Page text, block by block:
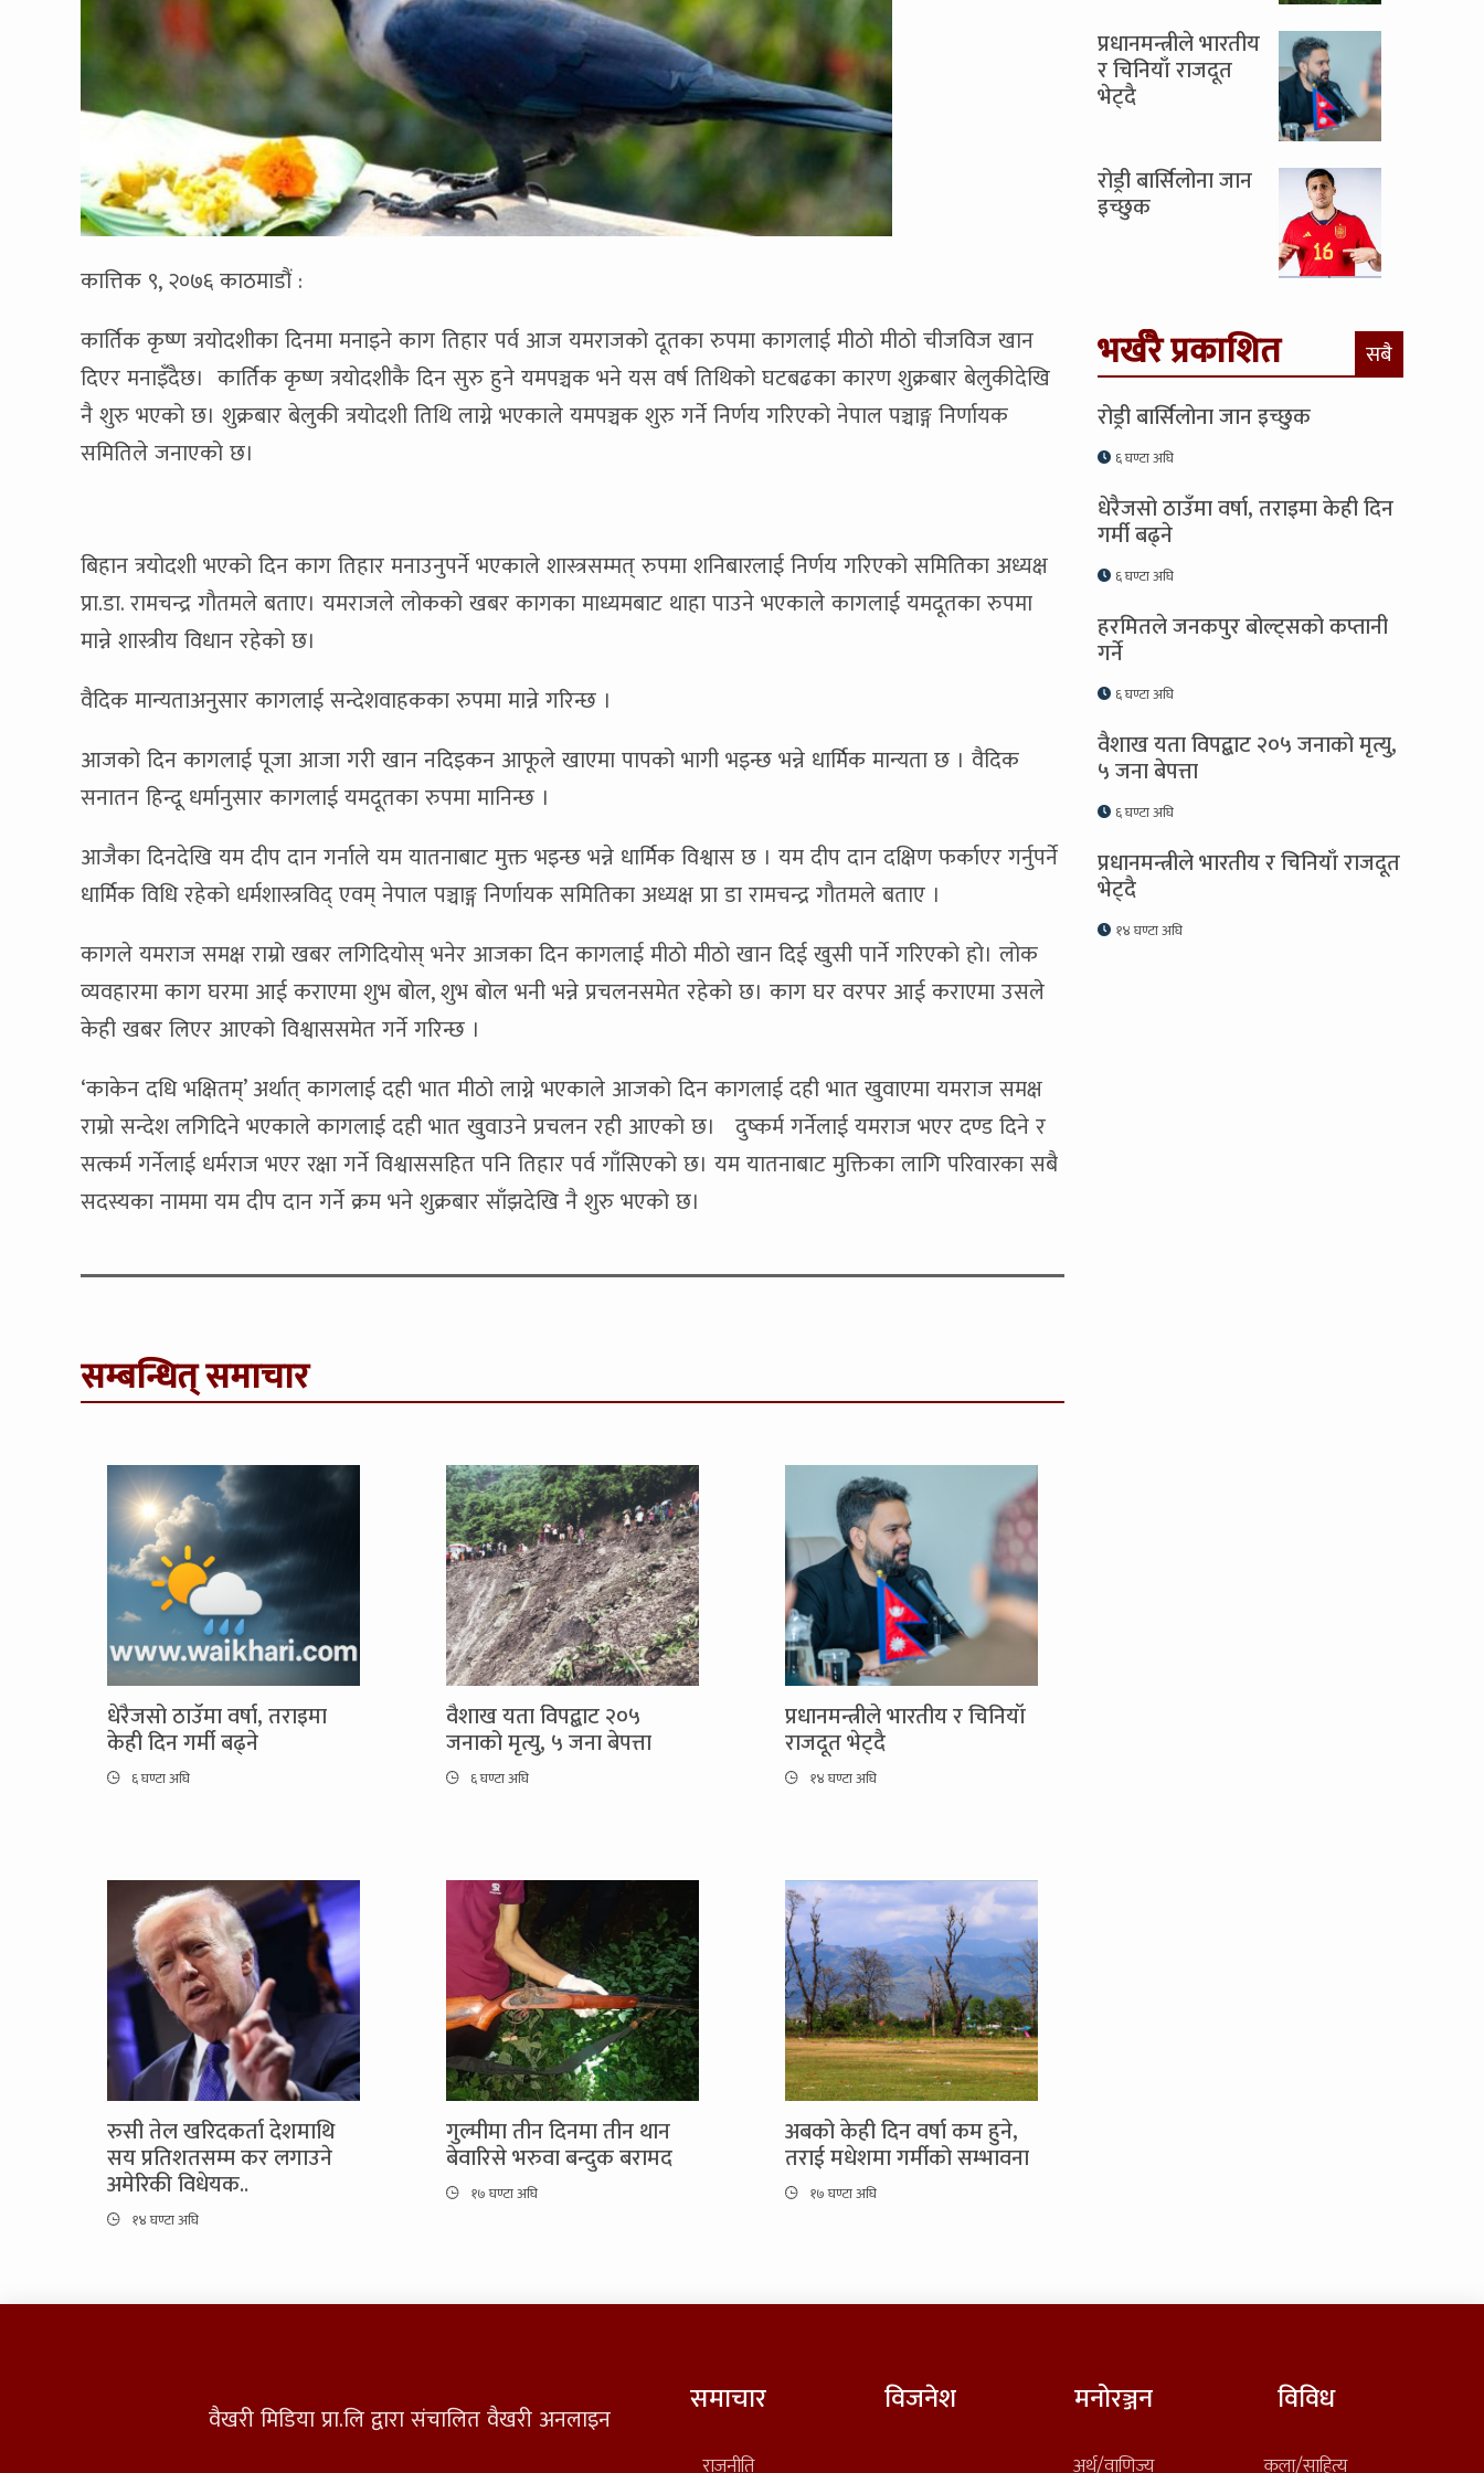
कात्तिक ९, २०७६ काठमाडौं :
कार्तिक कृष्ण त्रयोदशीका दिनमा मनाइने काग तिहार पर्व आज यमराजको दूतका रुपमा कागलाई मीठो मीठो चीजविज खान
दिएर मनाइँदैछ। कार्तिक कृष्ण त्रयोदशीकै दिन सुरु हुने यमपञ्चक भने यस वर्ष तिथिको घटबढका कारण शुक्रबार बेलुकीदेखि
नै शुरु भएको छ। शुक्रबार बेलुकी त्रयोदशी तिथि लाग्ने भएकाले यमपञ्चक शुरु गर्ने निर्णय गरिएको नेपाल पञ्चाङ्ग निर्णायक
समितिले जनाएको छ।
बिहान त्रयोदशी भएको दिन काग तिहार मनाउनुपर्ने भएकाले शास्त्रसम्मत् रुपमा शनिबारलाई निर्णय गरिएको समितिका अध्यक्ष
प्रा.डा. रामचन्द्र गौतमले बताए। यमराजले लोकको खबर कागका माध्यमबाट थाहा पाउने भएकाले कागलाई यमदूतका रुपमा
मान्ने शास्त्रीय विधान रहेको छ।
वैदिक मान्यताअनुसार कागलाई सन्देशवाहकका रुपमा मान्ने गरिन्छ ।
आजको दिन कागलाई पूजा आजा गरी खान नदिइकन आफूले खाएमा पापको भागी भइन्छ भन्ने धार्मिक मान्यता छ । वैदिक
सनातन हिन्दू धर्मानुसार कागलाई यमदूतका रुपमा मानिन्छ ।
आजैका दिनदेखि यम दीप दान गर्नाले यम यातनाबाट मुक्त भइन्छ भन्ने धार्मिक विश्वास छ । यम दीप दान दक्षिण फर्काएर गर्नुपर्ने
धार्मिक विधि रहेको धर्मशास्त्रविद् एवम् नेपाल पञ्चाङ्ग निर्णायक समितिका अध्यक्ष प्रा डा रामचन्द्र गौतमले बताए ।
कागले यमराज समक्ष राम्रो खबर लगिदियोस् भनेर आजका दिन कागलाई मीठो मीठो खान दिई खुसी पार्ने गरिएको हो। लोक
व्यवहारमा काग घरमा आई कराएमा शुभ बोल, शुभ बोल भनी भन्ने प्रचलनसमेत रहेको छ। काग घर वरपर आई कराएमा उसले
केही खबर लिएर आएको विश्वाससमेत गर्ने गरिन्छ ।
‘काकेन दधि भक्षितम्’ अर्थात् कागलाई दही भात मीठो लाग्ने भएकाले आजको दिन कागलाई दही भात खुवाएमा यमराज समक्ष
राम्रो सन्देश लगिदिने भएकाले कागलाई दही भात खुवाउने प्रचलन रही आएको छ। दुष्कर्म गर्नेलाई यमराज भएर दण्ड दिने र
सत्कर्म गर्नेलाई धर्मराज भएर रक्षा गर्ने विश्वाससहित पनि तिहार पर्व गाँसिएको छ। यम यातनाबाट मुक्तिका लागि परिवारका सबै
सदस्यका नाममा यम दीप दान गर्ने क्रम भने शुक्रबार साँझदेखि नै शुरु भएको छ।
सम्बन्धित् समाचार
धेरैजसो ठाउँमा वर्षा, तराइमा
केही दिन गर्मी बढ्ने
६ घण्टा अघि
वैशाख यता विपद्बाट २०५
जनाको मृत्यु, ५ जना बेपत्ता
६ घण्टा अघि
प्रधानमन्त्रीले भारतीय र चिनियाँ
राजदूत भेट्दै
१४ घण्टा अघि
रुसी तेल खरिदकर्ता देशमाथि
सय प्रतिशतसम्म कर लगाउने
अमेरिकी विधेयक..
१४ घण्टा अघि
गुल्मीमा तीन दिनमा तीन थान
बेवारिसे भरुवा बन्दुक बरामद
१७ घण्टा अघि
अबको केही दिन वर्षा कम हुने,
तराई मधेशमा गर्मीको सम्भावना
१७ घण्टा अघि
प्रधानमन्त्रीले भारतीय
र चिनियाँ राजदूत
भेट्दै
रोड्री बार्सिलोना जान
इच्छुक
भर्खरै प्रकाशित सबै
रोड्री बार्सिलोना जान इच्छुक
६ घण्टा अघि
धेरैजसो ठाउँमा वर्षा, तराइमा केही दिन
गर्मी बढ्ने
६ घण्टा अघि
हरमितले जनकपुर बोल्ट्सको कप्तानी
गर्ने
६ घण्टा अघि
वैशाख यता विपद्बाट २०५ जनाको मृत्यु,
५ जना बेपत्ता
६ घण्टा अघि
प्रधानमन्त्रीले भारतीय र चिनियाँ राजदूत
भेट्दै
१४ घण्टा अघि
वैखरी मिडिया प्रा.लि द्वारा संचालित वैखरी अनलाइन
समाचार
राजनीति
विजनेश मनोरञ्जन
अर्थ/वाणिज्य
विविध
कला/साहित्य